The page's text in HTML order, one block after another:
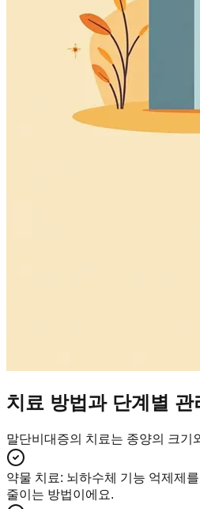
치료 방법과 단계별 관
말단비대증의 치료는 종양의 크기
약물 치료: 뇌하수체 기능 억제제
줄이는 방법이에요.